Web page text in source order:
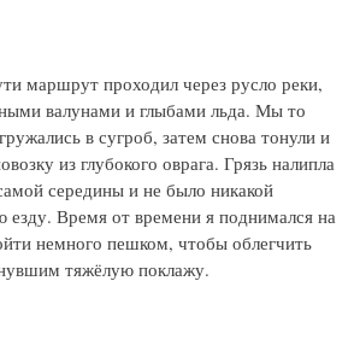
маршрут проходил через русло реки,
валунами и глыбами льда. Мы то
в сугроб, затем снова тонули и
из глубокого оврага. Грязь налипла
середины и не было никакой
Время от времени я поднимался на
немного пешком, чтобы облегчить
тяжёлую поклажу.